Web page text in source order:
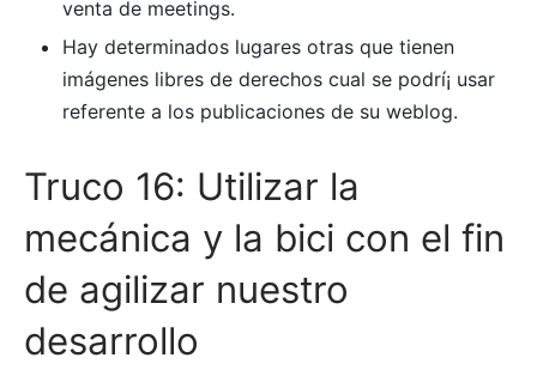
venta de meetings.
Hay determinados lugares otras que tienen
imágenes libres de derechos cual se podrí¡ usar
referente a los publicaciones de su weblog.
Truco 16: Utilizar la
mecánica y la bici con el fin
de agilizar nuestro
desarrollo